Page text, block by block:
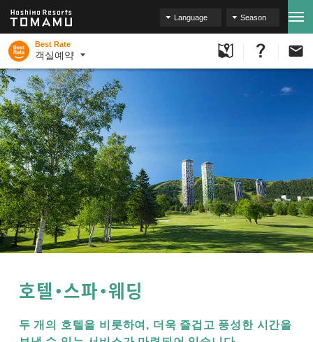
Language Season
Best Rate
객실예약
호텔・스파・웨딩
두 개의 호텔을 비롯하여, 더욱 즐겁고 풍성한 시간을